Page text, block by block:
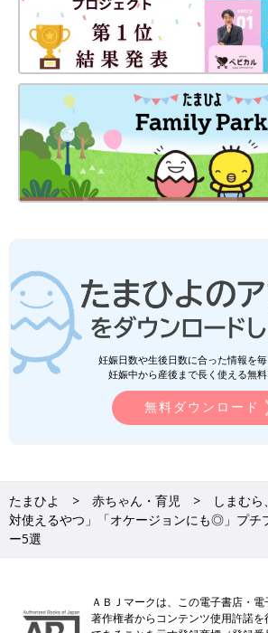
妊娠日数や生後日数に合った情報を
妊娠中から産後まで長く使える無料
無料ダウンロード
たまひよ 赤ちゃん・育児
しまむ
対使えるやつ」「オケージョンにも◎」プチ
ー5選
ＡＢＪマークは、この電子書店・電
著作権者からコンテンツ使用許諾